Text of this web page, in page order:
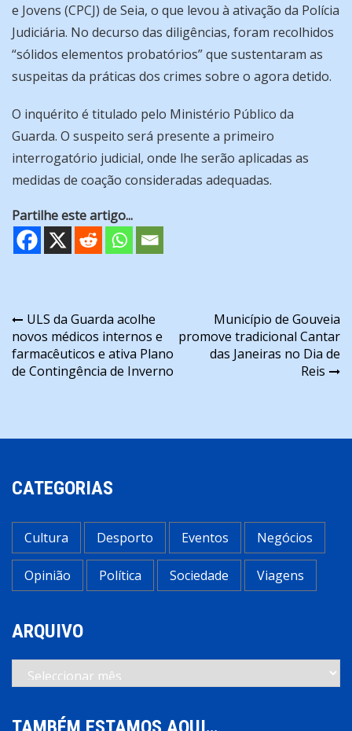
e Jovens (CPCJ) de Seia, o que levou à ativação da Polícia
Judiciária. No decurso das diligências, foram recolhidos
“sólidos elementos probatórios” que sustentaram as
suspeitas da práticas dos crimes sobre o agora detido.
O inquérito é titulado pelo Ministério Público da
Guarda. O suspeito será presente a primeiro
interrogatório judicial, onde lhe serão aplicadas as
medidas de coação consideradas adequadas.
Partilhe este artigo...
Navegação
de
artigos
ULS da Guarda acolhe
novos médicos internos e
farmacêuticos e ativa Plano
de Contingência de Inverno
Município de Gouveia
promove tradicional Cantar
das Janeiras no Dia de
Reis
CATEGORIAS
Cultura Desporto Eventos Negócios
Opinião Política Sociedade Viagens
ARQUIVO
Arquivo